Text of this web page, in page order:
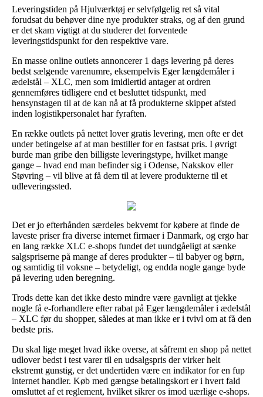
Leveringstiden på Hjulværktøj er selvfølgelig ret så vital
forudsat du behøver dine nye produkter straks, og af den grund
er det skam vigtigt at du studerer det forventede
leveringstidspunkt for den respektive vare.
En masse online outlets annoncerer 1 dags levering på deres
bedst sælgende varenumre, eksempelvis Eger længdemåler i
ædelstål – XLC, men som imidlertid antager at ordren
gennemføres tidligere end et besluttet tidspunkt, med
hensynstagen til at de kan nå at få produkterne skippet afsted
inden logistikpersonalet har fyraften.
En række outlets på nettet lover gratis levering, men ofte er det
under betingelse af at man bestiller for en fastsat pris. I øvrigt
burde man gribe den billigste leveringstype, hvilket mange
gange – hvad end man befinder sig i Odense, Nakskov eller
Støvring – vil blive at få dem til at levere produkterne til et
udleveringssted.
Det er jo efterhånden særdeles bekvemt for købere at finde de
laveste priser fra diverse internet firmaer i Danmark, og ergo har
en lang række XLC e-shops fundet det uundgåeligt at sænke
salgspriserne på mange af deres produkter – til babyer og børn,
og samtidig til voksne – betydeligt, og endda nogle gange byde
på levering uden beregning.
Trods dette kan det ikke desto mindre være gavnligt at tjekke
nogle få e-forhandlere efter rabat på Eger længdemåler i ædelstål
– XLC før du shopper, således at man ikke er i tvivl om at få den
bedste pris.
Du skal lige meget hvad ikke overse, at såfremt en shop på nettet
udlover bedst i test varer til en udsalgspris der virker helt
ekstremt gunstig, er det undertiden være en indikator for en fup
internet handler. Køb med gængse betalingskort er i hvert fald
omsluttet af et reglement, hvilket sikrer os imod uærlige e-shops.